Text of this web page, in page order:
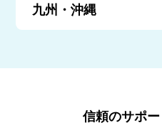
九州・沖縄
信頼のサポ